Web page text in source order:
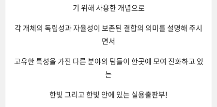
기 위해 사용한 개념으로
각 개체의 독립성과 자율성이 보존된 결합의 의미를 설명해 주시
면서
고유한 특성을 가진 다른 분야의 팀들이 한곳에 모여 진화하고 있
는
한빛 그리고 한빛 안에 있는 실용출판부!